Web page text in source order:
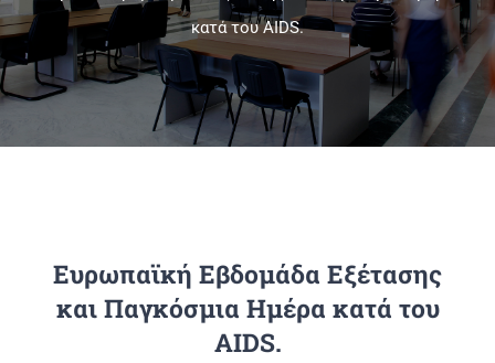
Πανεπιστημιακές Μονάδες
κατά του AIDS.
Ευρωπαϊκή Εβδομάδα Εξέτασης
και Παγκόσμια Ημέρα κατά του
AIDS.